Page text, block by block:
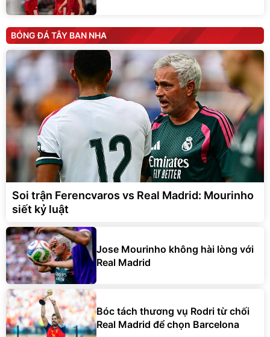
BÓNG ĐÁ TÂY BAN NHA
Soi trận Ferencvaros vs Real Madrid: Mourinho
siết kỷ luật
Jose Mourinho không hài lòng với
Real Madrid
Bóc tách thương vụ Rodri từ chối
Real Madrid để chọn Barcelona